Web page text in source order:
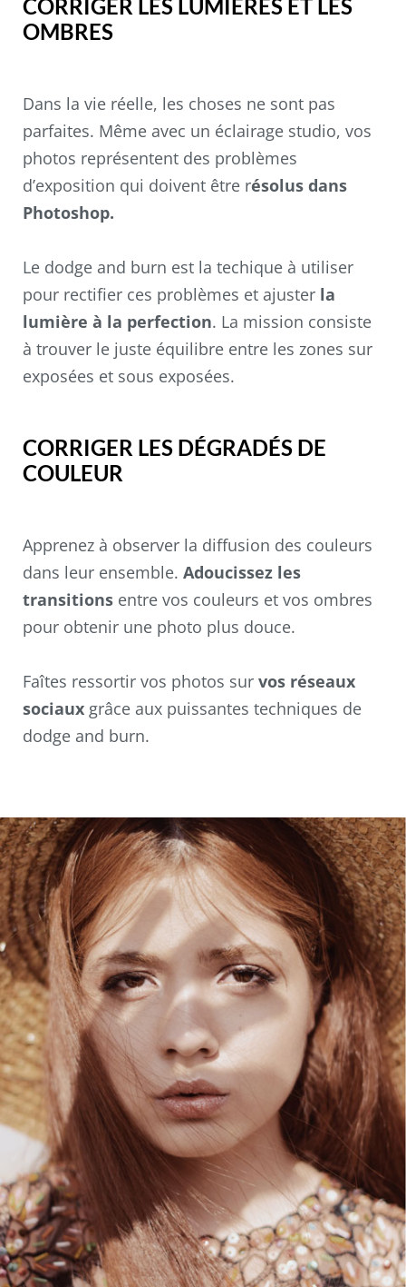
CORRIGER LES LUMIÈRES ET LES
OMBRES
Dans la vie réelle, les choses ne sont pas
parfaites. Même avec un éclairage studio, vos
photos représentent des problèmes
d’exposition qui doivent être résolus dans
Photoshop.
Le dodge and burn est la techique à utiliser
pour rectifier ces problèmes et ajuster la
lumière à la perfection. La mission consiste
à trouver le juste équilibre entre les zones sur
exposées et sous exposées.
CORRIGER LES DÉGRADÉS DE
COULEUR
Apprenez à observer la diffusion des couleurs
dans leur ensemble. Adoucissez les
transitions entre vos couleurs et vos ombres
pour obtenir une photo plus douce.
Faîtes ressortir vos photos sur vos réseaux
sociaux grâce aux puissantes techniques de
dodge and burn.